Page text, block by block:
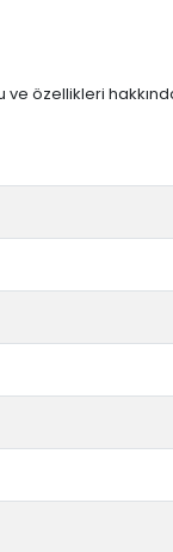
ve özellikleri